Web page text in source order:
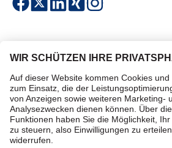
Einfach & sicher bezahlen